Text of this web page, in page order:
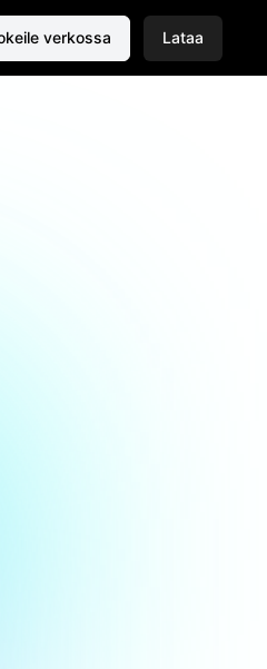
verkossa Lataa